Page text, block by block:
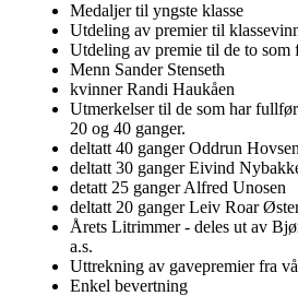
Medaljer til yngste klasse
Utdeling av premier til
Utdeling av premie til de to som
Menn Sander Stenseth
kvinner Randi Haukåen
Utmerkelser til de som har
20 og 40 ganger.
deltatt 40 ganger Oddrun
deltatt 30 ganger Eivind
detatt 25 ganger Alfred Unosen
deltatt 20 ganger Leiv Roar
Årets Litrimmer - deles ut av
a.s.
Uttrekning av gavepremier fra
Enkel bevertning